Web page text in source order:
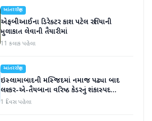
આંતરરાષ્ટ્રીય
એફબીઆઈના ડિરેક્ટર કાશ પટેલ રશિયાની
મુલાકાત લેવાની તૈયારીમાં
11 કલાક પહેલા
આંતરરાષ્ટ્રીય
ઇસ્લામાબાદની મસ્જિદમાં નમાજ પઢ્યા બાદ
લશ્કર-એ-તૈયબાના વરિષ્ઠ કેડરનું શંકાસ્પદ
સંજોગોમાં મોત
1 દિવસ પહેલા